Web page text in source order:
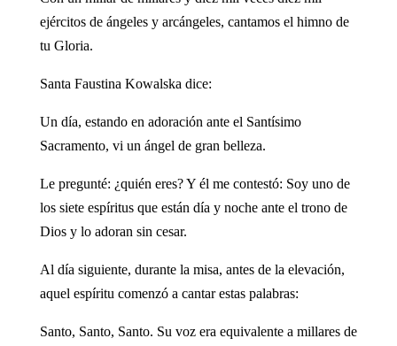
ejércitos de ángeles y arcángeles, cantamos el himno de
tu Gloria.
Santa Faustina Kowalska dice:
Un día, estando en adoración ante el Santísimo
Sacramento, vi un ángel de gran belleza.
Le pregunté: ¿quién eres? Y él me contestó: Soy uno de
los siete espíritus que están día y noche ante el trono de
Dios y lo adoran sin cesar.
Al día siguiente, durante la misa, antes de la elevación,
aquel espíritu comenzó a cantar estas palabras:
Santo, Santo, Santo. Su voz era equivalente a millares de